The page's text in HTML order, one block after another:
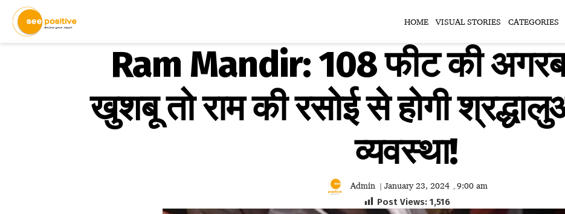
HOME VISUAL STORIES CATEGORIES
Ram Mandir: 108 फीट की
खुशबू तो राम की रसोई से होगी
व्यवस्था!
Admin | January 23, 2024 , 9:00 am
Post Views: 1,516